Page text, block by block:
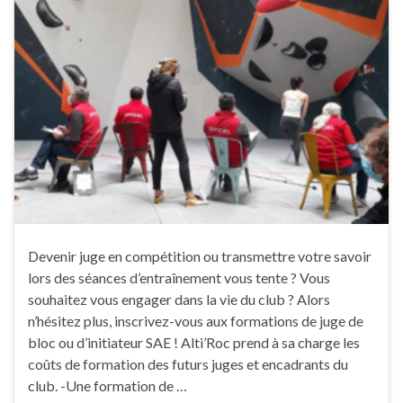
Devenir juge en compétition ou transmettre votre savoir
lors des séances d’entraînement vous tente ? Vous
souhaitez vous engager dans la vie du club ? Alors
n’hésitez plus, inscrivez-vous aux formations de juge de
bloc ou d’initiateur SAE ! Alti’Roc prend à sa charge les
coûts de formation des futurs juges et encadrants du
club. -Une formation de …